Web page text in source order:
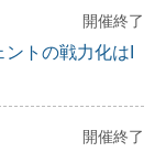
開催終了
トの戦力化はI
開催終了